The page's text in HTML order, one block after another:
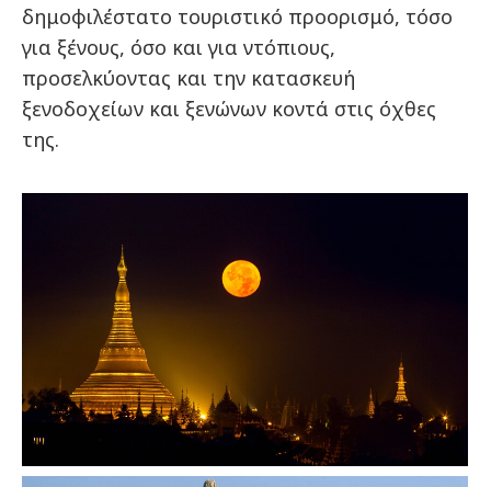
δημοφιλέστατο τουριστικό προορισμό, τόσο
για ξένους, όσο και για ντόπιους,
προσελκύοντας και την κατασκευή
ξενοδοχείων και ξενώνων κοντά στις όχθες
της.